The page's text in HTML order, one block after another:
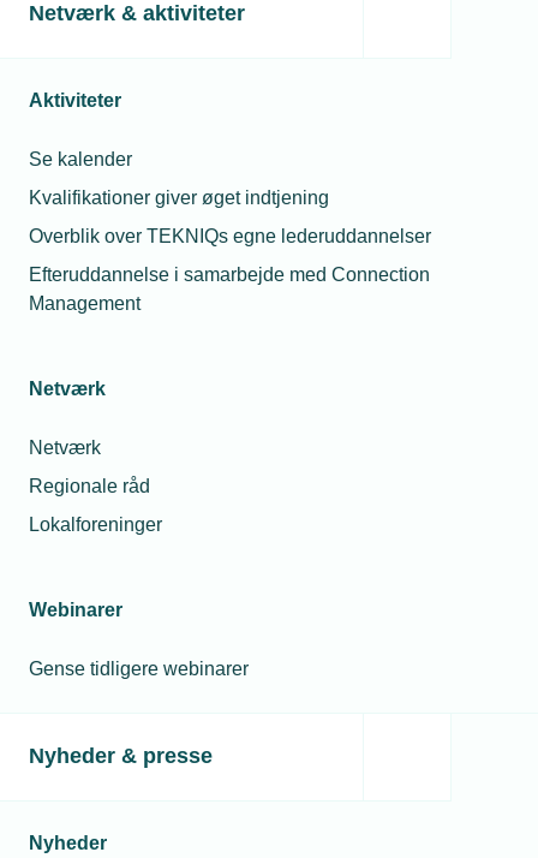
Netværk & aktiviteter
Aktiviteter
Se kalender
Kvalifikationer giver øget indtjening
Overblik over TEKNIQs egne lederuddannelser
Efteruddannelse i samarbejde med Connection
Management
Netværk
Netværk
Regionale råd
Lokalforeninger
Webinarer
Gense tidligere webinarer
Nyheder & presse
Nyheder
er afholdt